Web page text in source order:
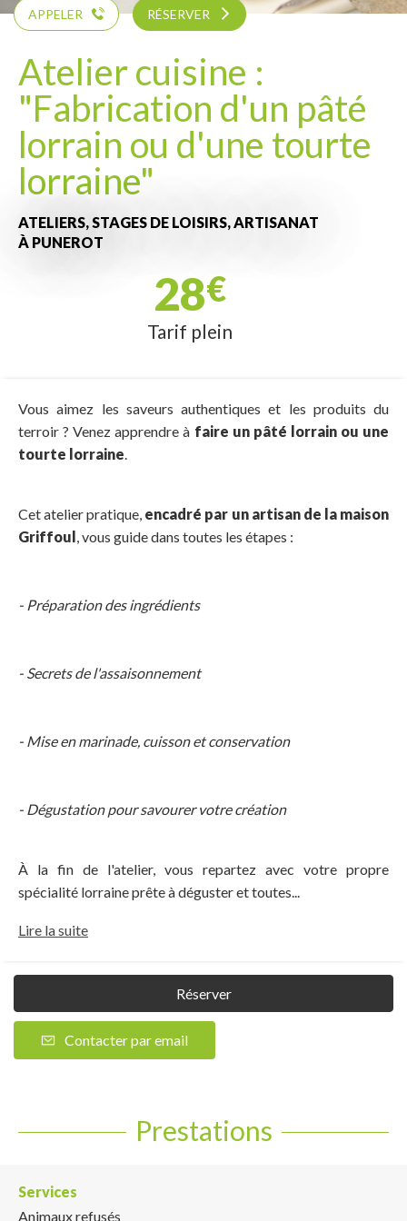
APPELER RÉSERVER
Atelier cuisine :
"Fabrication d'un pâté
lorrain ou d'une tourte
lorraine"
ATELIERS, STAGES DE LOISIRS,ARTISANAT
À PUNEROT
28€
Tarif plein
Vous aimez les saveurs authentiques et les produits du
terroir ? Venez apprendre à faire un pâté lorrain ou une
tourte lorraine.
Cet atelier pratique, encadré par un artisan de la maison
Griffoul , vous guide dans toutes les étapes :
- Préparation des ingrédients
- Secrets de l'assaisonnement
- Mise en marinade, cuisson et conservation
- Dégustation pour savourer votre création
À la fin de l'atelier, vous repartez avec votre propre
spécialité lorraine prête à déguster et toutes...
Lire la suite
Réserver
Contacter par email
Prestations
Services
Animaux refusés